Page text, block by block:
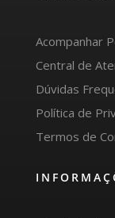
Acompanhar
Central de
Dúvidas
Política de
Termos de